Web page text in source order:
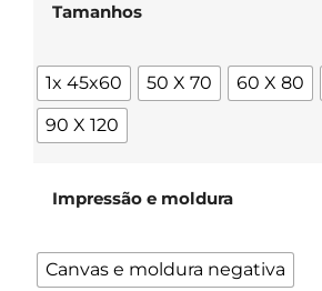
Tamanhos
1x 45x60 50 X 70 60 X 80
90 X 120
Impressão e moldura
Canvas e moldura negativa